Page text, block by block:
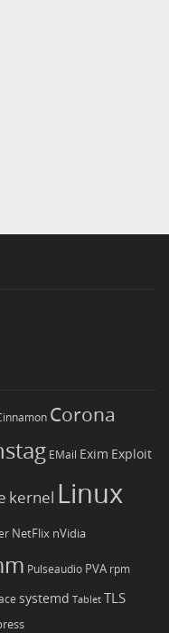
Corona
EMail Exim Exploit
kernel Linux
NetFlix nVidia
Pulseaudio PVA rpm
systemd Tablet TLS